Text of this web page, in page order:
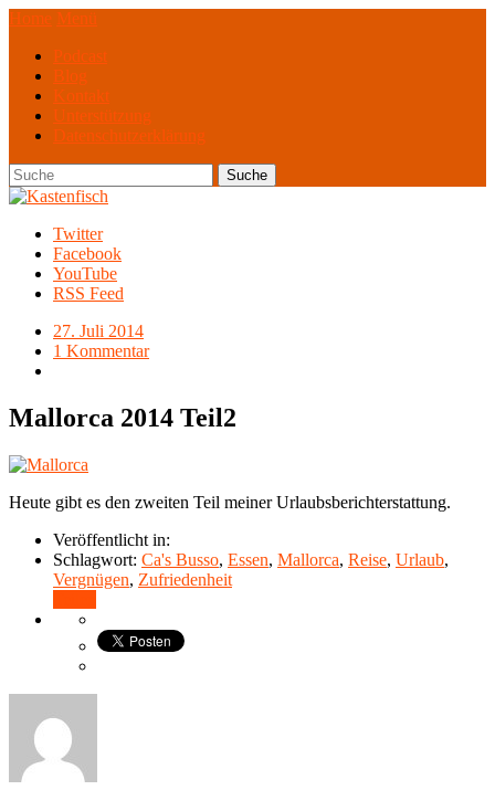
Home Menü
Podcast
Blog
Kontakt
Unterstützung
Datenschutzerklärung
Twitter
Facebook
YouTube
RSS Feed
27. Juli 2014
1 Kommentar
Mallorca 2014 Teil2
Heute gibt es den zweiten Teil meiner Urlaubsberichterstattung.
Veröffentlicht in:
Schlagwort: Ca's Busso, Essen, Mallorca, Reise, Urlaub,
Vergnügen, Zufriedenheit